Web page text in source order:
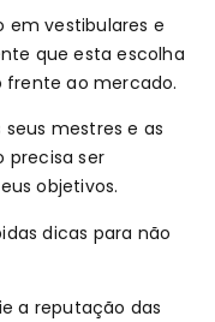
em vestibulares e
que esta escolha
ao mercado.
mestres e as
precisa ser
objetivos.
dicas para não
a reputação das